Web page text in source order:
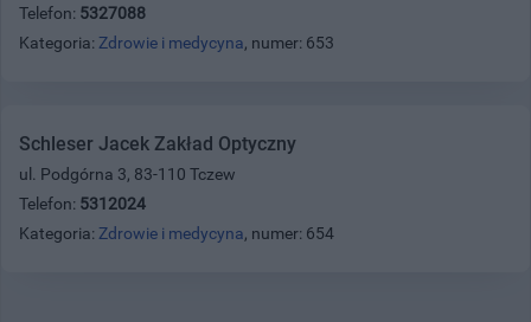
Telefon: 5327088
Kategoria: Zdrowie i medycyna, numer: 653
Schleser Jacek Zakład Optyczny
ul. Podgórna 3, 83-110 Tczew
Telefon: 5312024
Kategoria: Zdrowie i medycyna, numer: 654